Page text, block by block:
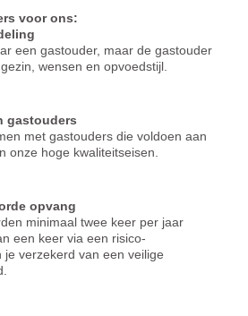
voor ons:
een gastouder, maar de gastouder
wensen en opvoedstijl.
gastouders
met gastouders die voldoen aan
onze hoge kwaliteitseisen.
opvang
minimaal twee keer per jaar
een keer via een risico-
je verzekerd van een veilige